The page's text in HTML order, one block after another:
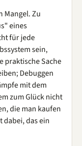
Mangel. Zu
eines
für jede
sein,
praktische Sache
Debuggen
mit dem
zum Glück nicht
die man kaufen
dabei, das ein